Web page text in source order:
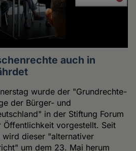
auch in
wurde der "Grundrechte-
der Bürger- und
in der Stiftung Forum
Öffentlichkeit vorgestellt. Seit
dieser "alternativer
um dem 23. Mai herum